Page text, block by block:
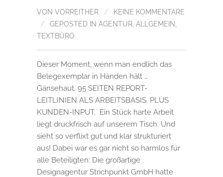
VON VORREITHER /
KEINE KOMMENTARE
/
GEPOSTED IN AGENTUR ALLGEMEIN
TEXTBÜRO
Dieser Moment, wenn man endlich das
Belegexemplar in Händen hält …
Gänsehaut. 95 SEITEN REPORT-
LEITLINIEN ALS ARBEITSBASIS. PLUS
KUNDEN-INPUT. Ein Stück harte Arbeit
liegt druckfrisch auf unserem Tisch. Und
sieht so verflixt gut und klar strukturiert
aus! Dabei war es gar nicht so harmlos für
alle Beteiligten: Die großartige
Designagentur Strichpunkt GmbH hatte